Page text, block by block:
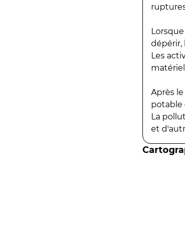
dépérir,
Les
Après
potable
La
et